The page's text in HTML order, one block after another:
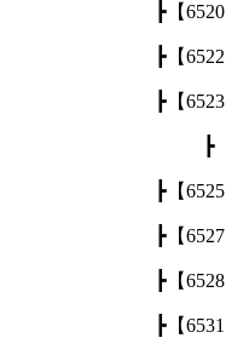
┣【6520
┣【6522
┣【6523
┣
┣【6525
┣【6527
┣【6528
┣【6531